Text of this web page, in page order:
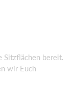
Sitzflächen bereit.
wir Euch